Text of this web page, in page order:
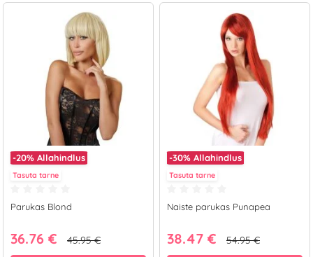
-20% Allahindlus
Tasuta tarne
Parukas Blond
36.76 € 45.95 €
-30% Allahindlus
Tasuta tarne
Naiste parukas Punapea
38.47 € 54.95 €